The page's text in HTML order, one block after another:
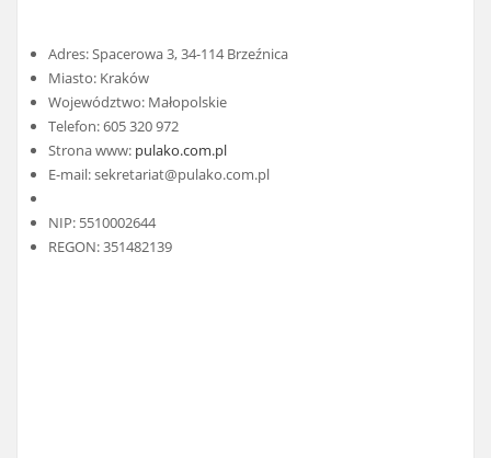
Adres: Spacerowa 3, 34-114 Brzeźnica
Miasto: Kraków
Województwo: Małopolskie
Telefon: 605 320 972
Strona www: pulako.com.pl
E-mail:sekretariat@pulako.com.pl
NIP: 5510002644
REGON: 351482139